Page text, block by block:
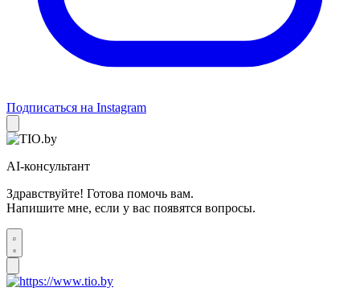
Подписаться на Instagram
AI-консультант
Здравствуйте! Готова помочь вам.
Напишите мне, если у вас появятся вопросы.